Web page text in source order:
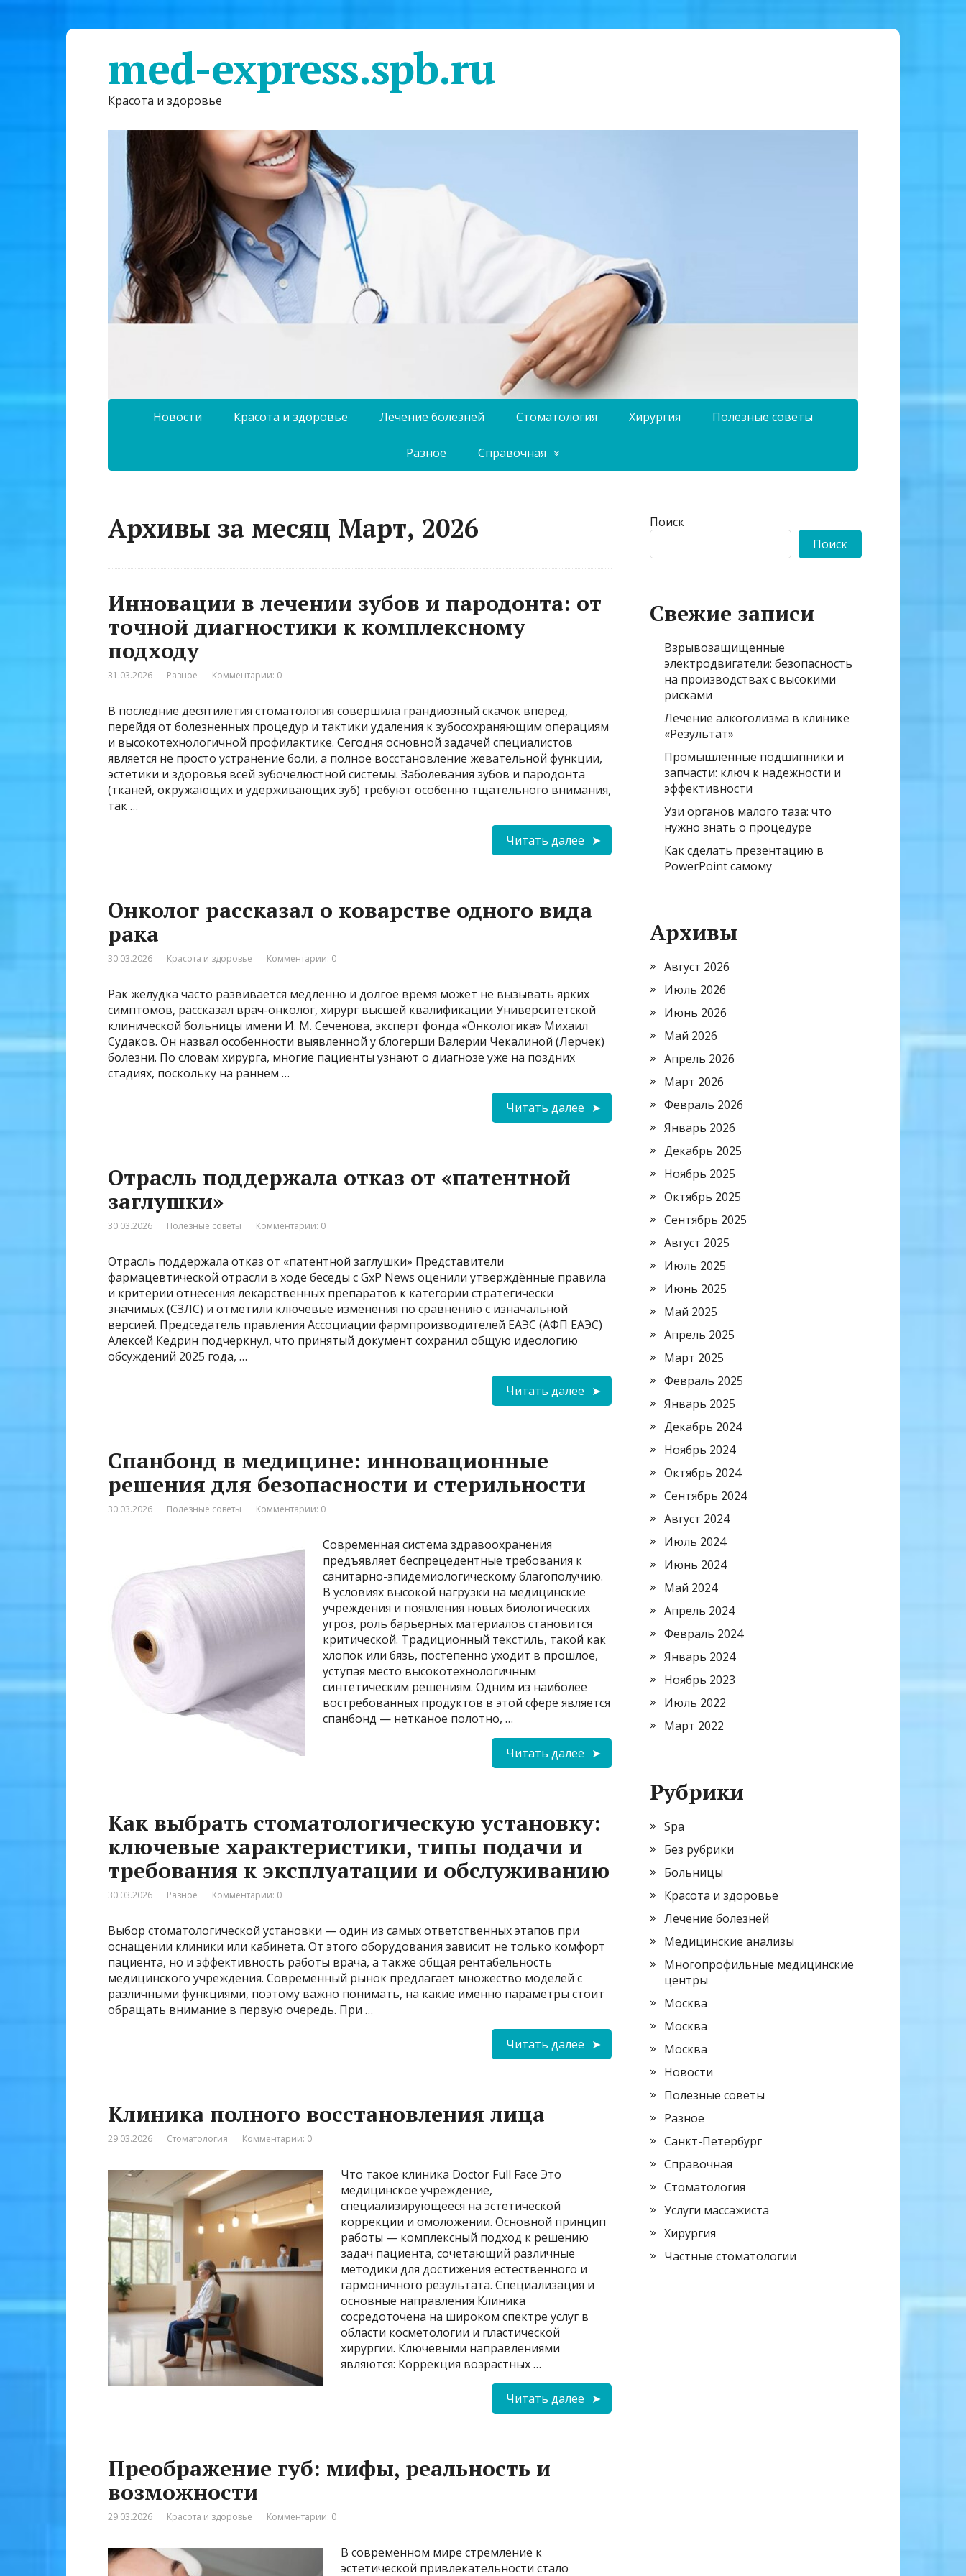
med-express.spb.ru
Красота и здоровье
Новости Красота и здоровье Лечение болезней Стоматология Хирургия Полезные советы
Разное Справочная
Архивы за месяц Март, 2026
Инновации в лечении зубов и пародонта: от
точной диагностики к комплексному
подходу
31.03.2026 Разное Комментарии: 0
В последние десятилетия стоматология совершила грандиозный скачок вперед,
перейдя от болезненных процедур и тактики удаления к зубосохраняющим операциям
и высокотехнологичной профилактике. Сегодня основной задачей специалистов
является не просто устранение боли, а полное восстановление жевательной функции,
эстетики и здоровья всей зубочелюстной системы. Заболевания зубов и пародонта
(тканей, окружающих и удерживающих зуб) требуют особенно тщательного внимания,
так …
Читать далее
Онколог рассказал о коварстве одного вида
рака
30.03.2026 Красота и здоровье Комментарии: 0
Рак желудка часто развивается медленно и долгое время может не вызывать ярких
симптомов, рассказал врач-онколог, хирург высшей квалификации Университетской
клинической больницы имени И. М. Сеченова, эксперт фонда «Онкологика» Михаил
Судаков. Он назвал особенности выявленной у блогерши Валерии Чекалиной (Лерчек)
болезни. По словам хирурга, многие пациенты узнают о диагнозе уже на поздних
стадиях, поскольку на раннем …
Читать далее
Отрасль поддержала отказ от «патентной
заглушки»
30.03.2026 Полезные советы Комментарии: 0
Отрасль поддержала отказ от «патентной заглушки» Представители
фармацевтической отрасли в ходе беседы с GxP News оценили утверждённые правила
и критерии отнесения лекарственных препаратов к категории стратегически
значимых (СЗЛС) и отметили ключевые изменения по сравнению с изначальной
версией. Председатель правления Ассоциации фармпроизводителей ЕАЭС (АФП ЕАЭС)
Алексей Кедрин подчеркнул, что принятый документ сохранил общую идеологию
обсуждений 2025 года, …
Читать далее
Спанбонд в медицине: инновационные
решения для безопасности и стерильности
30.03.2026 Полезные советы Комментарии: 0
Современная система здравоохранения
предъявляет беспрецедентные требования к
санитарно-эпидемиологическому благополучию.
В условиях высокой нагрузки на медицинские
учреждения и появления новых биологических
угроз, роль барьерных материалов становится
критической. Традиционный текстиль, такой как
хлопок или бязь, постепенно уходит в прошлое,
уступая место высокотехнологичным
синтетическим решениям. Одним из наиболее
востребованных продуктов в этой сфере является
спанбонд — нетканое полотно, …
Читать далее
Как выбрать стоматологическую установку:
ключевые характеристики, типы подачи и
требования к эксплуатации и обслуживанию
30.03.2026 Разное Комментарии: 0
Выбор стоматологической установки — один из самых ответственных этапов при
оснащении клиники или кабинета. От этого оборудования зависит не только комфорт
пациента, но и эффективность работы врача, а также общая рентабельность
медицинского учреждения. Современный рынок предлагает множество моделей с
различными функциями, поэтому важно понимать, на какие именно параметры стоит
обращать внимание в первую очередь. При …
Читать далее
Клиника полного восстановления лица
29.03.2026 Стоматология Комментарии: 0
Что такое клиника Doctor Full Face Это
медицинское учреждение,
специализирующееся на эстетической
коррекции и омоложении. Основной принцип
работы — комплексный подход к решению
задач пациента, сочетающий различные
методики для достижения естественного и
гармоничного результата. Специализация и
основные направления Клиника
сосредоточена на широком спектре услуг в
области косметологии и пластической
хирургии. Ключевыми направлениями
являются: Коррекция возрастных …
Читать далее
Преображение губ: мифы, реальность и
возможности
29.03.2026 Красота и здоровье Комментарии: 0
В современном мире стремление к
эстетической привлекательности стало
Поиск
Поиск
Свежие записи
Взрывозащищенные
электродвигатели: безопасность
на производствах с высокими
рисками
Лечение алкоголизма в клинике
«Результат»
Промышленные подшипники и
запчасти: ключ к надежности и
эффективности
Узи органов малого таза: что
нужно знать о процедуре
Как сделать презентацию в
PowerPoint самому
Архивы
Август 2026
Июль 2026
Июнь 2026
Май 2026
Апрель 2026
Март 2026
Февраль 2026
Январь 2026
Декабрь 2025
Ноябрь 2025
Октябрь 2025
Сентябрь 2025
Август 2025
Июль 2025
Июнь 2025
Май 2025
Апрель 2025
Март 2025
Февраль 2025
Январь 2025
Декабрь 2024
Ноябрь 2024
Октябрь 2024
Сентябрь 2024
Август 2024
Июль 2024
Июнь 2024
Май 2024
Апрель 2024
Февраль 2024
Январь 2024
Ноябрь 2023
Июль 2022
Март 2022
Рубрики
Spa
Без рубрики
Больницы
Красота и здоровье
Лечение болезней
Медицинские анализы
Многопрофильные медицинские
центры
Москва
Москва
Москва
Новости
Полезные советы
Разное
Санкт-Петербург
Справочная
Стоматология
Услуги массажиста
Хирургия
Частные стоматологии